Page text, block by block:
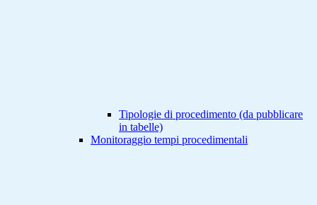
Tipologie di procedimento (da pubblicare
in tabelle)
Monitoraggio tempi procedimentali